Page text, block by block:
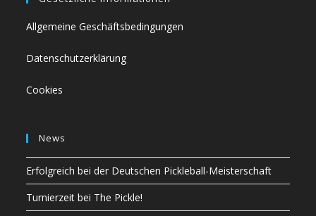
Allgemeine Geschäftsbedingungen
Datenschutzerklärung
Cookies
News
Erfolgreich bei der Deutschen Pickleball-Meisterschaft
Turnierzeit bei The Pickle!